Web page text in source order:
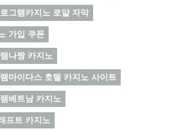
그램카지노 로얄 자막
가입 쿠폰
나짱 카지노
마이다스 호텔 카지노 사이트
베트남 카지노
프트 카지노